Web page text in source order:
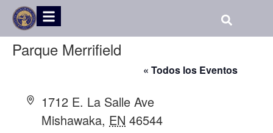
Parque Merrifield
« Todos los Eventos
Dirección
1712 E. La Salle Ave
Mishawaka, EN 46544